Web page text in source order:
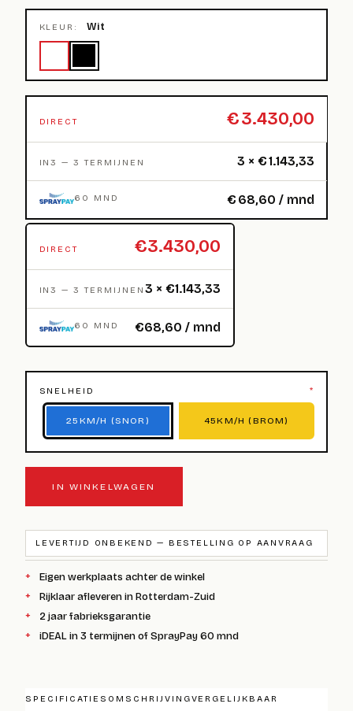
KLEUR: Wit
DIRECT €3.430,00
IN3 — 3 TERMIJNEN 3 × €1.143,33
60 MND € 68,60 / mnd
DIRECT €3.430,00
IN3 — 3 TERMIJNEN3 × €1.143,33
60 MND €68,60 / mnd
SNELHEID *
25KM/H (SNOR) 45KM/H (BROM)
IN WINKELWAGEN
LEVERTIJD ONBEKEND — BESTELLING OP AANVRAAG
Eigen werkplaats achter de winkel
Rijklaar afleveren in Rotterdam-Zuid
2 jaar fabrieksgarantie
iDEAL in 3 termijnen of SprayPay 60 mnd
SPECIFICATIES OMSCHRIJVINGVERGELIJKBAAR